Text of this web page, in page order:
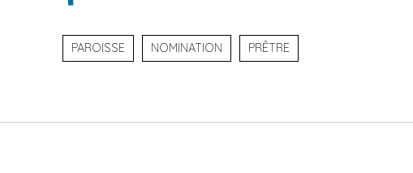
PAROISSE NOMINATION PRÊTRE